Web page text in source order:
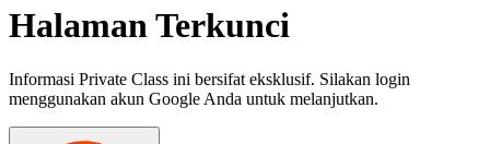
Halaman Terkunci
Informasi Private Class ini bersifat eksklusif. Silakan login
menggunakan akun Google Anda untuk melanjutkan.